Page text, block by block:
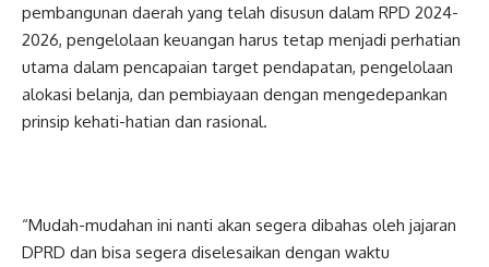
pembangunan daerah yang telah disusun dalam RPD 2024-
2026, pengelolaan keuangan harus tetap menjadi perhatian
utama dalam pencapaian target pendapatan, pengelolaan
alokasi belanja, dan pembiayaan dengan mengedepankan
prinsip kehati-hatian dan rasional.
“Mudah-mudahan ini nanti akan segera dibahas oleh jajaran
DPRD dan bisa segera diselesaikan dengan waktu